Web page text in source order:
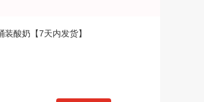
酸奶【7天内发货】